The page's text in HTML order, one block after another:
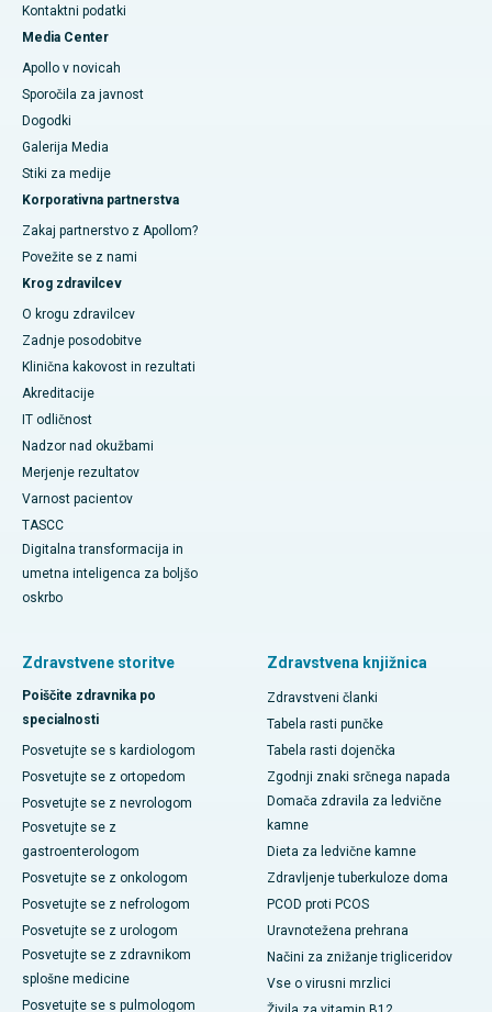
Kontaktni podatki
Media Center
Apollo v novicah
Sporočila za javnost
Dogodki
Galerija Media
​​​​​Stiki za medije
Korporativna partnerstva
Zakaj partnerstvo z Apollom?
Povežite se z nami
Krog zdravilcev
O krogu zdravilcev
Zadnje posodobitve
Klinična kakovost in rezultati
Akreditacije
IT odličnost
Nadzor nad okužbami
Merjenje rezultatov
Varnost pacientov
TASCC
Digitalna transformacija in
umetna inteligenca za boljšo
oskrbo
Zdravstvene storitve
Poiščite zdravnika po
specialnosti
Posvetujte se s kardiologom
Posvetujte se z ortopedom
Posvetujte se z nevrologom
Posvetujte se z
gastroenterologom
Posvetujte se z onkologom
Posvetujte se z nefrologom
Posvetujte se z urologom
Posvetujte se z zdravnikom
splošne medicine
Posvetujte se s pulmologom
Zdravstvena knjižnica
Zdravstveni članki
Tabela rasti punčke
Tabela rasti dojenčka
Zgodnji znaki srčnega napada
Domača zdravila za ledvične
kamne
Dieta za ledvične kamne
Zdravljenje tuberkuloze doma
PCOD proti PCOS
Uravnotežena prehrana
Načini za znižanje trigliceridov
Vse o virusni mrzlici